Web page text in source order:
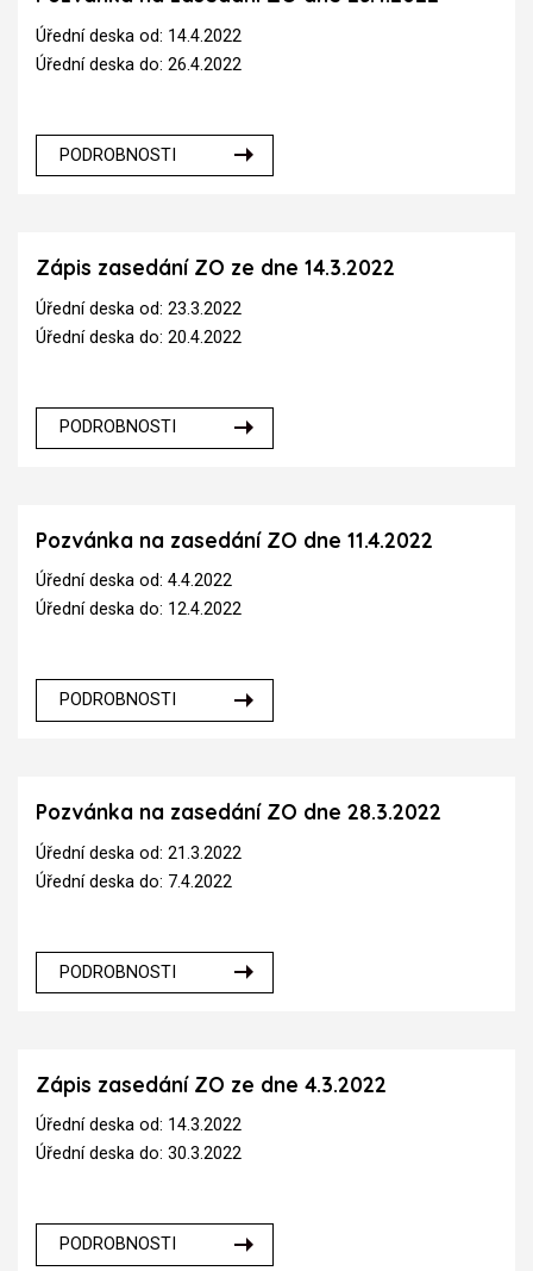
Úřední deska od: 14.4.2022
Úřední deska do: 26.4.2022
PODROBNOSTI
Zápis zasedání ZO ze dne 14.3.2022
Úřední deska od: 23.3.2022
Úřední deska do: 20.4.2022
PODROBNOSTI
Pozvánka na zasedání ZO dne 11.4.2022
Úřední deska od: 4.4.2022
Úřední deska do: 12.4.2022
PODROBNOSTI
Pozvánka na zasedání ZO dne 28.3.2022
Úřední deska od: 21.3.2022
Úřední deska do: 7.4.2022
PODROBNOSTI
Zápis zasedání ZO ze dne 4.3.2022
Úřední deska od: 14.3.2022
Úřední deska do: 30.3.2022
PODROBNOSTI